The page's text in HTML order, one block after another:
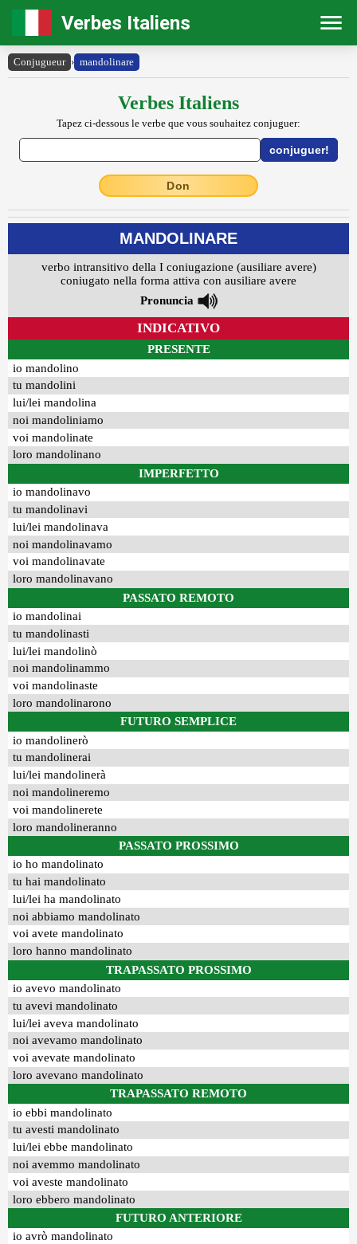
Verbes Italiens
Conjugueur › mandolinare
Verbes Italiens
Tapez ci-dessous le verbe que vous souhaitez conjuguer:
Don
MANDOLINARE
verbo intransitivo della I coniugazione (ausiliare avere)
coniugato nella forma attiva con ausiliare avere
Pronuncia
INDICATIVO
PRESENTE
io mandolino
tu mandolini
lui/lei mandolina
noi mandoliniamo
voi mandolinate
loro mandolinano
IMPERFETTO
io mandolinavo
tu mandolinavi
lui/lei mandolinava
noi mandolinavamo
voi mandolinavate
loro mandolinavano
PASSATO REMOTO
io mandolinai
tu mandolinasti
lui/lei mandolinò
noi mandolinammo
voi mandolinaste
loro mandolinarono
FUTURO SEMPLICE
io mandolinerò
tu mandolinerai
lui/lei mandolinerà
noi mandolineremo
voi mandolinerete
loro mandolineranno
PASSATO PROSSIMO
io ho mandolinato
tu hai mandolinato
lui/lei ha mandolinato
noi abbiamo mandolinato
voi avete mandolinato
loro hanno mandolinato
TRAPASSATO PROSSIMO
io avevo mandolinato
tu avevi mandolinato
lui/lei aveva mandolinato
noi avevamo mandolinato
voi avevate mandolinato
loro avevano mandolinato
TRAPASSATO REMOTO
io ebbi mandolinato
tu avesti mandolinato
lui/lei ebbe mandolinato
noi avemmo mandolinato
voi aveste mandolinato
loro ebbero mandolinato
FUTURO ANTERIORE
io avrò mandolinato